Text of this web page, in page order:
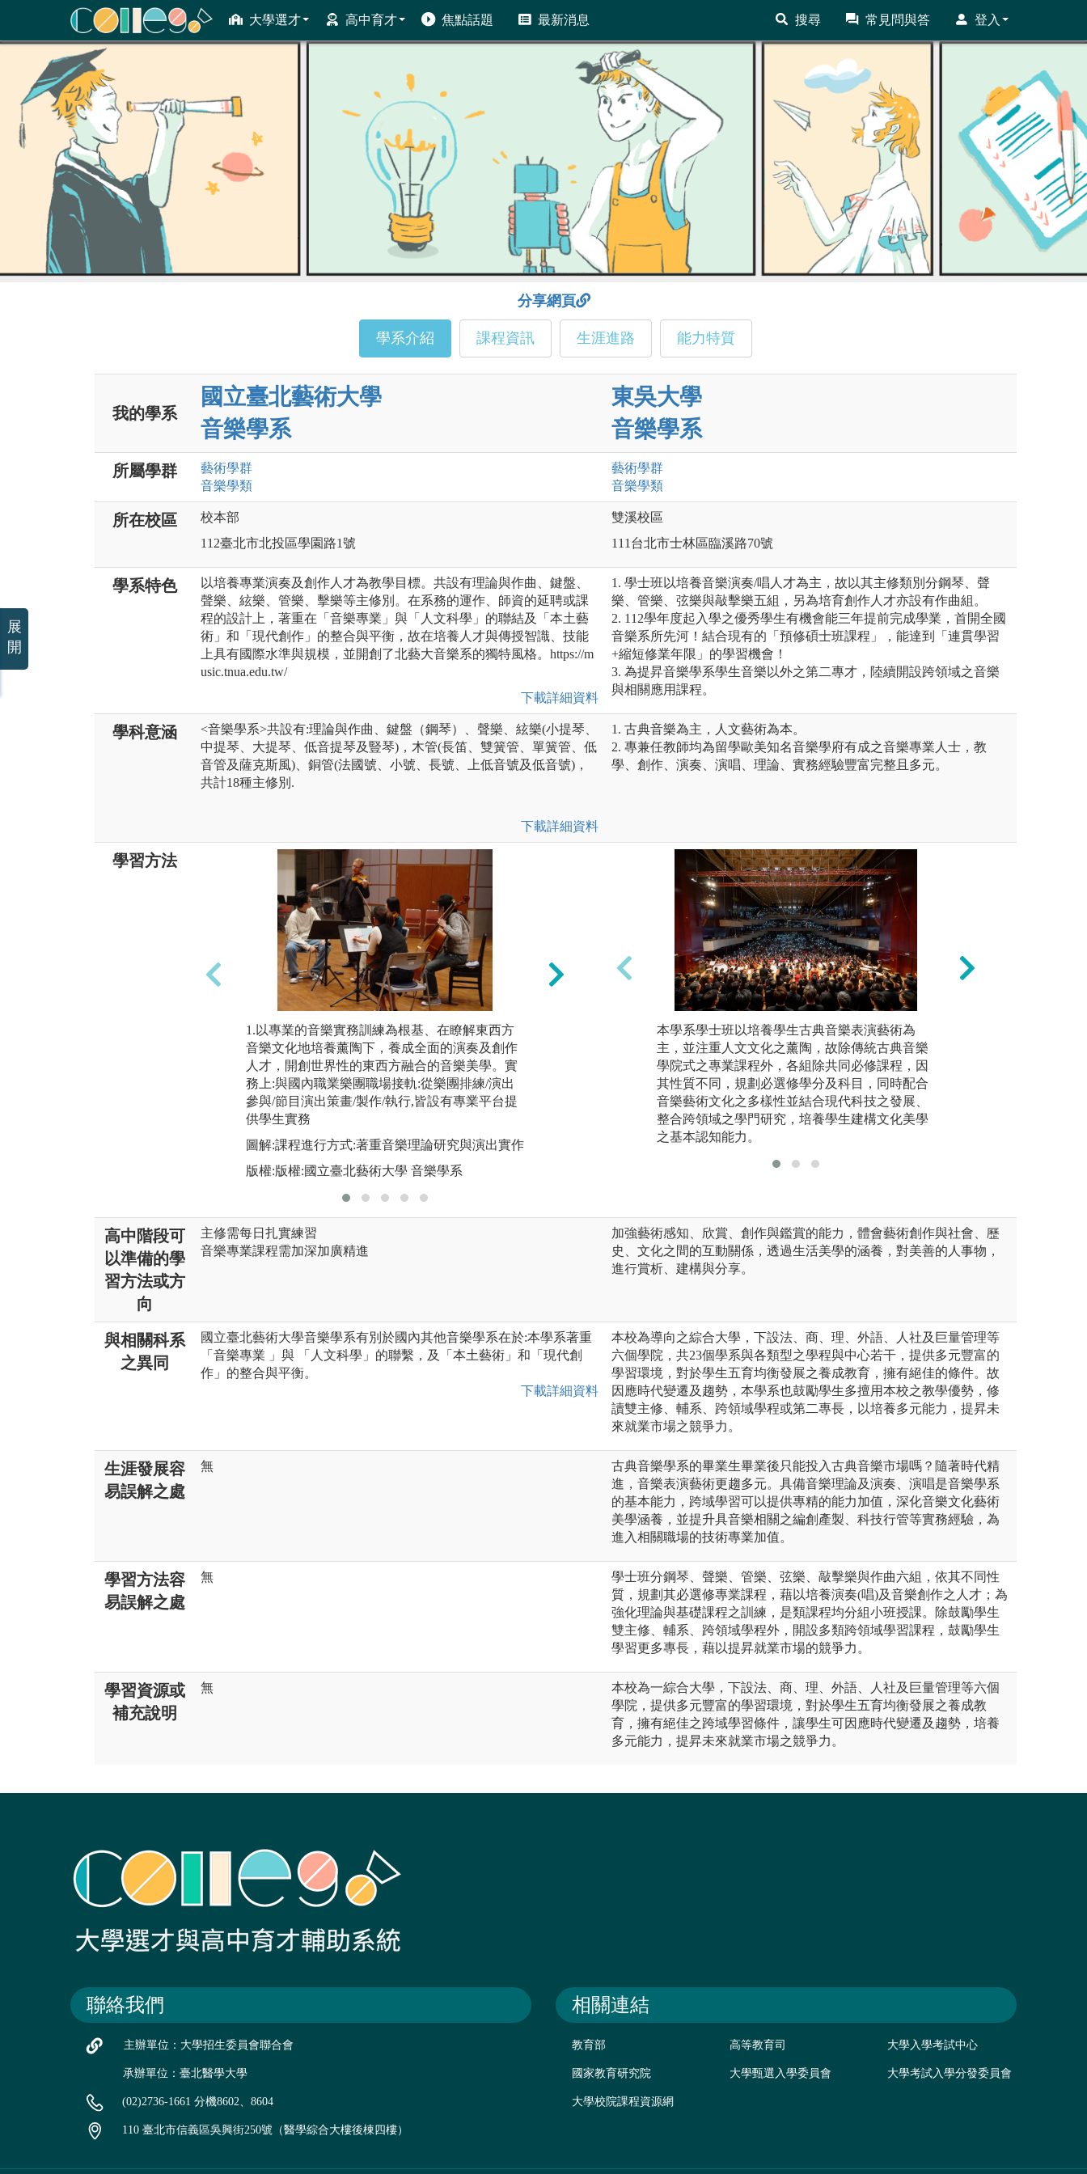
大學選才 高中育才 焦點話題 最新消息 搜尋 常見問與答 登入
ColleGo! 大學選才與高中育才輔助系統
分享網頁
學系介紹 課程資訊 生涯進路 能力特質
我的學系
國立臺北藝術大學
音樂學系
東吳大學
音樂學系
所屬學群 藝術學群
音樂學類
藝術學群
音樂學類
所在校區
校本部
112臺北市北投區學園路1號
雙溪校區
111台北市士林區臨溪路70號
學系特色
以培養專業演奏及創作人才為教學目標。共設有理論與作曲、鍵盤、
聲樂、絃樂、管樂、擊樂等主修別。在系務的運作、師資的延聘或課
程的設計上，著重在「音樂專業」與「人文科學」的聯結及「本土藝
術」和「現代創作」的整合與平衡，故在培養人才與傳授智識、技能
上具有國際水準與規模，並開創了北藝大音樂系的獨特風格。https://m
usic.tnua.edu.tw/
下載詳細資料
1. 學士班以培養音樂演奏/唱人才為主，故以其主修類別分鋼琴、聲
樂、管樂、弦樂與敲擊樂五組，另為培育創作人才亦設有作曲組。
2. 112學年度起入學之優秀學生有機會能三年提前完成學業，首開全國
音樂系所先河！結合現有的「預修碩士班課程」，能達到「連貫學習
+縮短修業年限」的學習機會！
3. 為提昇音樂學系學生音樂以外之第二專才，陸續開設跨領域之音樂
與相關應用課程。
學科意涵
<音樂學系>共設有:理論與作曲、鍵盤（鋼琴）、聲樂、絃樂(小提琴、
中提琴、大提琴、低音提琴及豎琴)，木管(長笛、雙簧管、單簧管、低
音管及薩克斯風)、銅管(法國號、小號、長號、上低音號及低音號)，
共計18種主修別.
下載詳細資料
1. 古典音樂為主，人文藝術為本。
2. 專兼任教師均為留學歐美知名音樂學府有成之音樂專業人士，教
學、創作、演奏、演唱、理論、實務經驗豐富完整且多元。
學習方法
1.以專業的音樂實務訓練為根基、在瞭解東西方
音樂文化地培養薰陶下，養成全面的演奏及創作
人才，開創世界性的東西方融合的音樂美學。實
務上:與國內職業樂團職場接軌:從樂團排練/演出
參與/節目演出策畫/製作/執行,皆設有專業平台提
供學生實務
圖解:課程進行方式:著重音樂理論研究與演出實作
版權:版權:國立臺北藝術大學 音樂學系
培養創作專業人才及演奏專業技巧、加強音樂理
論分析與應用、強化音樂演奏與詮釋。
圖解:所學理論透過演奏與詮釋體現
版權:版權:國立臺北藝術大學 音樂學系
本學系學士班以培養學生古典音樂表演藝術為
主，並注重人文文化之薰陶，故除傳統古典音樂
學院式之專業課程外，各組除共同必修課程，因
其性質不同，規劃必選修學分及科目，同時配合
音樂藝術文化之多樣性並結合現代科技之發展、
整合跨領域之學門研究，培養學生建構文化美學
之基本認知能力。
高中階段可
以準備的學
習方法或方
向
主修需每日扎實練習
音樂專業課程需加深加廣精進
加強藝術感知、欣賞、創作與鑑賞的能力，體會藝術創作與社會、歷
史、文化之間的互動關係，透過生活美學的涵養，對美善的人事物，
進行賞析、建構與分享。
與相關科系
之異同
國立臺北藝術大學音樂學系有別於國內其他音樂學系在於:本學系著重
「音樂專業 」與 「人文科學」的聯繫，及「本土藝術」和「現代創
作」的整合與平衡。
下載詳細資料
本校為導向之綜合大學，下設法、商、理、外語、人社及巨量管理等
六個學院，共23個學系與各類型之學程與中心若干，提供多元豐富的
學習環境，對於學生五育均衡發展之養成教育，擁有絕佳的條件。故
因應時代變遷及趨勢，本學系也鼓勵學生多擅用本校之教學優勢，修
讀雙主修、輔系、跨領域學程或第二專長，以培養多元能力，提昇未
來就業市場之競爭力。
生涯發展容
易誤解之處
無
古典音樂學系的畢業生畢業後只能投入古典音樂市場嗎？隨著時代精
進，音樂表演藝術更趨多元。具備音樂理論及演奏、演唱是音樂學系
的基本能力，跨域學習可以提供專精的能力加值，深化音樂文化藝術
美學涵養，並提升具音樂相關之編創產製、科技行管等實務經驗，為
進入相關職場的技術專業加值。
學習方法容
易誤解之處
無
學士班分鋼琴、聲樂、管樂、弦樂、敲擊樂與作曲六組，依其不同性
質，規劃其必選修專業課程，藉以培養演奏(唱)及音樂創作之人才；為
強化理論與基礎課程之訓練，是類課程均分組小班授課。除鼓勵學生
雙主修、輔系、跨領域學程外，開設多類跨領域學習課程，鼓勵學生
學習更多專長，藉以提昇就業市場的競爭力。
學習資源或
補充說明
無
本校為一綜合大學，下設法、商、理、外語、人社及巨量管理等六個
學院，提供多元豐富的學習環境，對於學生五育均衡發展之養成教
育，擁有絕佳之跨域學習條件，讓學生可因應時代變遷及趨勢，培養
多元能力，提昇未來就業市場之競爭力。
聯絡我們
主辦單位：大學招生委員會聯合會
承辦單位：臺北醫學大學
(02)2736-1661 分機8602、8604
110 臺北市信義區吳興街250號（醫學綜合大樓後棟四樓）
相關連結
教育部 高等教育司 大學入學考試中心
國家教育研究院 大學甄選入學委員會 大學考試入學分發委員會
大學校院課程資源網
展
開